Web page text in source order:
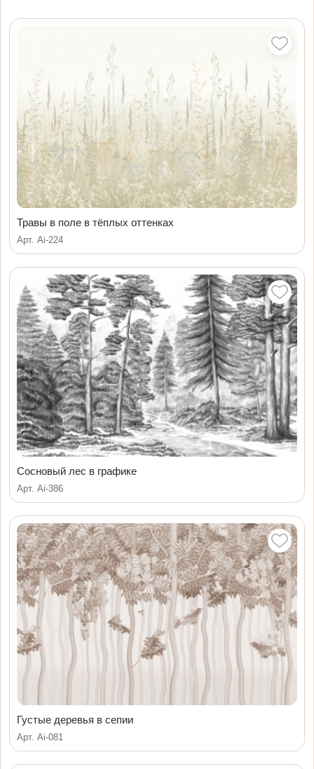
Травы в поле в тёплых оттенках
Арт. Ai-224
Сосновый лес в графике
Арт. Ai-386
Густые деревья в сепии
Арт. Ai-081